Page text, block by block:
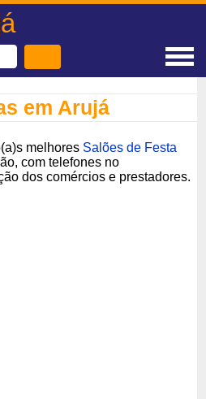
em Arujá
melhores Salões de Festa
com telefones no
dos comércios e prestadores.